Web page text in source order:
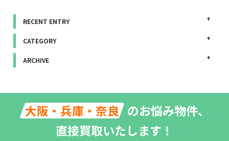
RECENT ENTRY
CATEGORY
ARCHIVE
大阪・兵庫・奈良 のお悩み物件、
直接買取いたします！